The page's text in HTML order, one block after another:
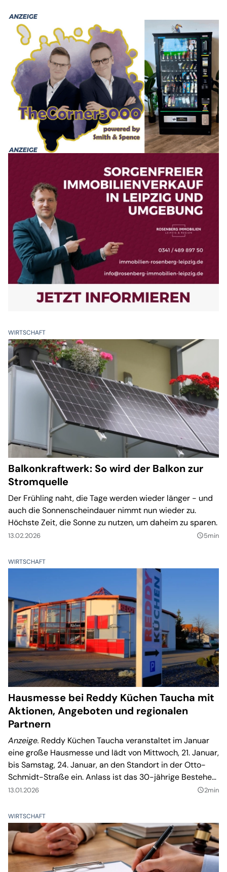
WIRTSCHAFT
Balkonkraftwerk: So wird der Balkon zur
Stromquelle
Der Frühling naht, die Tage werden wieder länger - und
auch die Sonnenscheindauer nimmt nun wieder zu.
Höchste Zeit, die Sonne zu nutzen, um daheim zu sparen.
13.02.2026 query_builder5min
WIRTSCHAFT
Hausmesse bei Reddy Küchen Taucha mit
Aktionen, Angeboten und regionalen
Partnern
Anzeige. Reddy Küchen Taucha veranstaltet im Januar
eine große Hausmesse und lädt von Mittwoch, 21. Januar,
bis Samstag, 24. Januar, an den Standort in der Otto-
Schmidt-Straße ein. Anlass ist das 30-jährige Bestehen
am Standort. Nach eigenen Angaben wurden in dieser
13.01.2026 query_builder2min
WIRTSCHAFT